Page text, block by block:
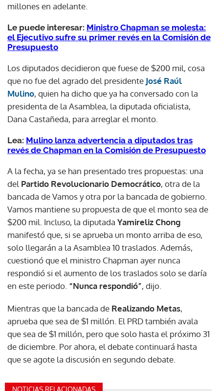
millones en adelante.
Le puede interesar: Ministro Chapman se molesta:
el Ejecutivo sufre su primer revés en la Comisión de
Presupuesto
Los diputados decidieron que fuese de $200 mil, cosa
que no fue del agrado del presidente José Raúl
Mulino, quien ha dicho que ya ha conversado con la
presidenta de la Asamblea, la diputada oficialista,
Dana Castañeda, para arreglar el monto.
Lea: Mulino lanza advertencia a diputados tras
revés de Chapman en la Comisión de Presupuesto
A la fecha, ya se han presentado tres propuestas: una
del Partido Revolucionario Democrático, otra de la
bancada de Vamos y otra por la bancada de gobierno.
Vamos mantiene su propuesta de que el monto sea de
$200 mil. Incluso, la diputada Yamireliz Chong
manifestó que, si se aprueba un monto arriba de eso,
solo llegarán a la Asamblea 10 traslados. Además,
cuestionó que el ministro Chapman ayer nunca
respondió si el aumento de los traslados solo se daría
en este periodo. “Nunca respondió”, dijo.
Mientras que la bancada de Realizando Metas,
aprueba que sea de $1 millón. El PRD también avala
que sea de $1 millón, pero que solo hasta el próximo 31
de diciembre. Por ahora, el debate continuará hasta
que se agote la discusión en segundo debate.
NOTICIAS RELACIONADAS